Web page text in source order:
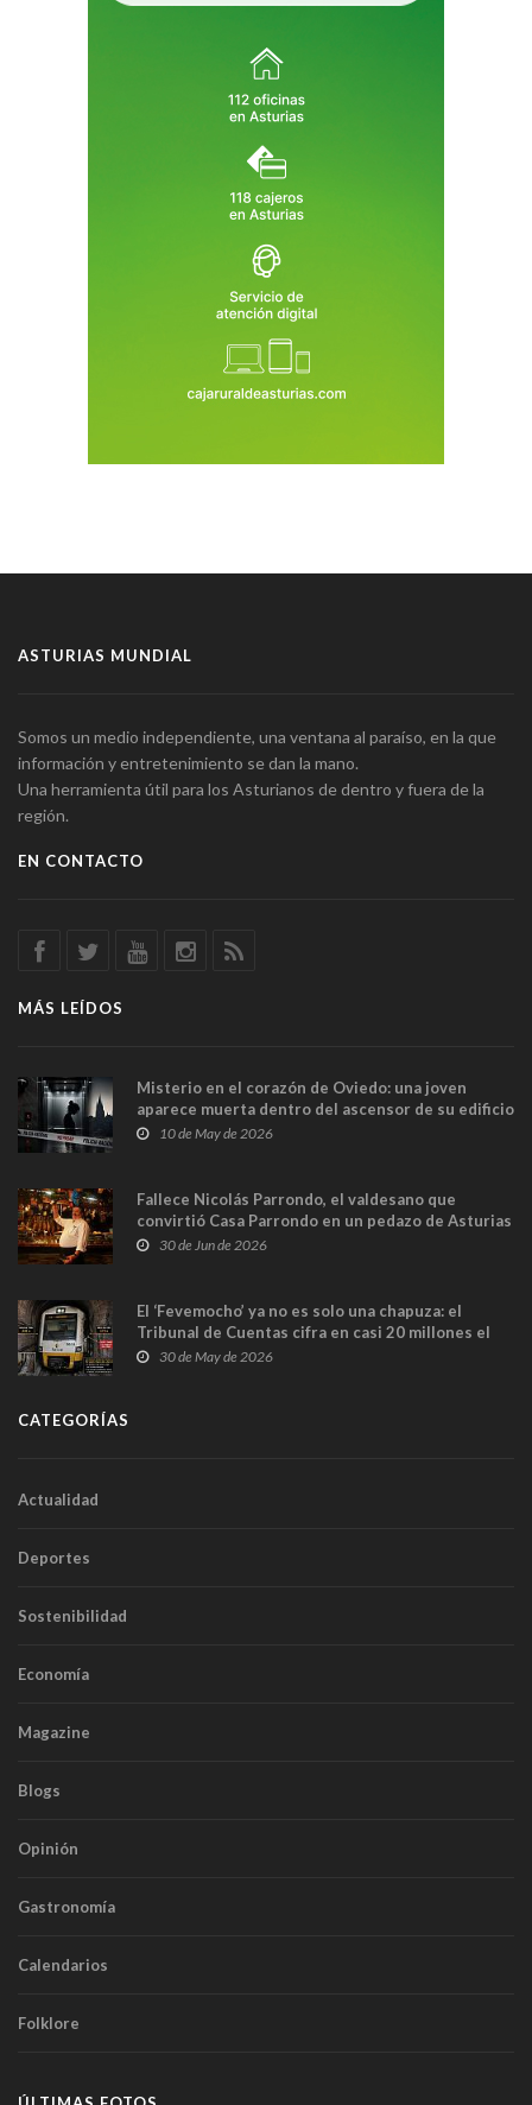
ASTURIAS MUNDIAL
Somos un medio independiente, una ventana al paraíso, en la que
información y entretenimiento se dan la mano.
Una herramienta útil para los Asturianos de dentro y fuera de la
región.
EN CONTACTO
MÁS LEÍDOS
Misterio en el corazón de Oviedo: una joven
aparece muerta dentro del ascensor de su edificio
y las cámaras captan sus últimos minutos
10 de May de 2026
Fallece Nicolás Parrondo, el valdesano que
convirtió Casa Parrondo en un pedazo de Asturias
en Madrid
30 de Jun de 2026
El ‘Fevemocho’ ya no es solo una chapuza: el
Tribunal de Cuentas cifra en casi 20 millones el
sobrecoste de los trenes que no cabían por los
30 de May de 2026
CATEGORÍAS
Actualidad
Deportes
Sostenibilidad
Economía
Magazine
Blogs
Opinión
Gastronomía
Calendarios
Folklore